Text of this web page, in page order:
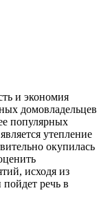
и экономия
домовладельцев
популярных
утепление
окупилась
исходя из
речь в